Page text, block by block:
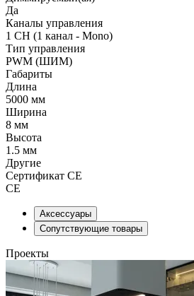
Да
Каналы управления
1 CH (1 канал - Mono)
Тип управления
PWM (ШИМ)
Габариты
Длина
5000 мм
Ширина
8 мм
Высота
1.5 мм
Другие
Сертификат CE
CE
Аксессуары
Сопутствующие товары
Проекты